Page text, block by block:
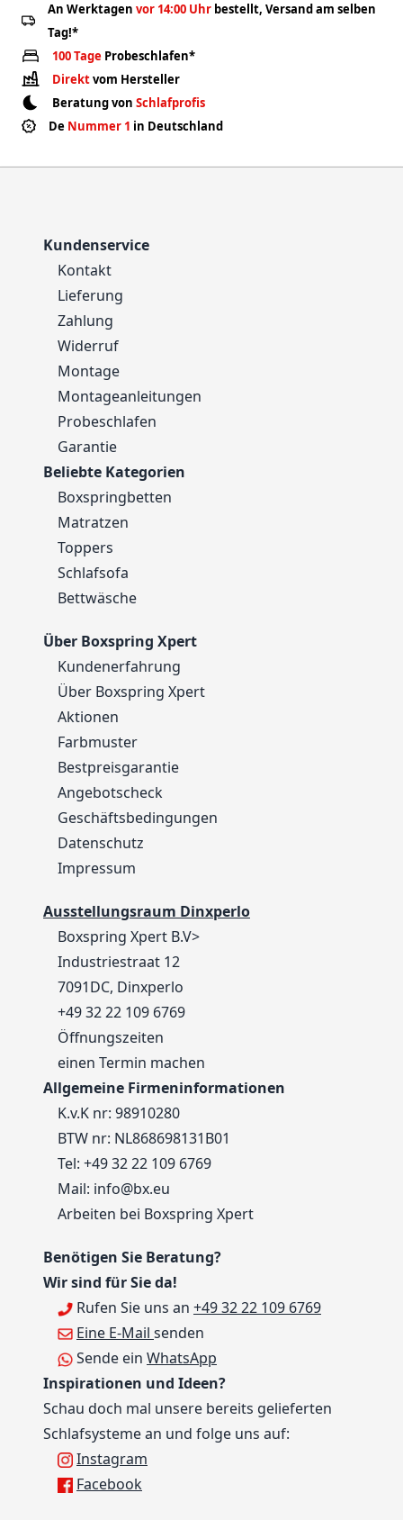
An Werktagen vor 14:00 Uhrbestellt, Versand am selben
Tag!*
100 Tage Probeschlafen*
Direktvom Hersteller
Beratung von Schlafprofis
De Nummer 1 in Deutschland
Kundenservice
Kontakt
Lieferung
Zahlung
Widerruf
Montage
Montageanleitungen
Probeschlafen
Garantie
Beliebte Kategorien
Boxspringbetten
Matratzen
Toppers
Schlafsofa
Bettwäsche
Über Boxspring Xpert
Kundenerfahrung
Über Boxspring Xpert
Aktionen
Farbmuster
Bestpreisgarantie
Angebotscheck
Geschäftsbedingungen
Datenschutz
Impressum
Ausstellungsraum Dinxperlo
Boxspring Xpert B.V>
Industriestraat 12
7091DC, Dinxperlo
+49 32 22 109 6769
Öffnungszeiten
einen Termin machen
Allgemeine Firmeninformationen
K.v.K nr: 98910280
BTW nr: NL868698131B01
Tel: +49 32 22 109 6769
Mail: info@bx.eu
Arbeiten bei Boxspring Xpert
Benötigen Sie Beratung?
Wir sind für Sie da!
Rufen Sie uns an +49 32 22 109 6769
Eine E-Mail senden
Sende ein WhatsApp
Inspirationen und Ideen?
Schau doch mal unsere bereits gelieferten
Schlafsysteme an und folge uns auf:
Instagram
Facebook